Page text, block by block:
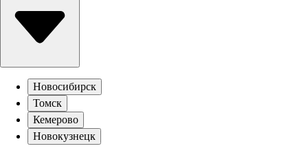
Новосибирск
Томск
Кемерово
Новокузнецк